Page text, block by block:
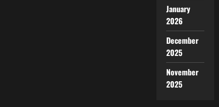
January
2026
December
2025
November
2025